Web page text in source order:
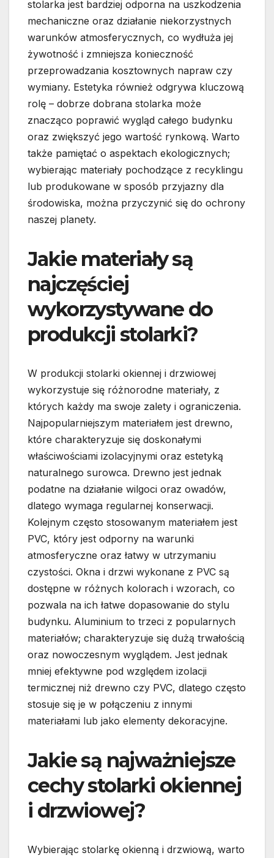
stolarka jest bardziej odporna na uszkodzenia
mechaniczne oraz działanie niekorzystnych
warunków atmosferycznych, co wydłuża jej
żywotność i zmniejsza konieczność
przeprowadzania kosztownych napraw czy
wymiany. Estetyka również odgrywa kluczową
rolę – dobrze dobrana stolarka może
znacząco poprawić wygląd całego budynku
oraz zwiększyć jego wartość rynkową. Warto
także pamiętać o aspektach ekologicznych;
wybierając materiały pochodzące z recyklingu
lub produkowane w sposób przyjazny dla
środowiska, można przyczynić się do ochrony
naszej planety.
Jakie materiały są
najczęściej
wykorzystywane do
produkcji stolarki?
W produkcji stolarki okiennej i drzwiowej
wykorzystuje się różnorodne materiały, z
których każdy ma swoje zalety i ograniczenia.
Najpopularniejszym materiałem jest drewno,
które charakteryzuje się doskonałymi
właściwościami izolacyjnymi oraz estetyką
naturalnego surowca. Drewno jest jednak
podatne na działanie wilgoci oraz owadów,
dlatego wymaga regularnej konserwacji.
Kolejnym często stosowanym materiałem jest
PVC, który jest odporny na warunki
atmosferyczne oraz łatwy w utrzymaniu
czystości. Okna i drzwi wykonane z PVC są
dostępne w różnych kolorach i wzorach, co
pozwala na ich łatwe dopasowanie do stylu
budynku. Aluminium to trzeci z popularnych
materiałów; charakteryzuje się dużą trwałością
oraz nowoczesnym wyglądem. Jest jednak
mniej efektywne pod względem izolacji
termicznej niż drewno czy PVC, dlatego często
stosuje się je w połączeniu z innymi
materiałami lub jako elementy dekoracyjne.
Jakie są najważniejsze
cechy stolarki okiennej
i drzwiowej?
Wybierając stolarkę okienną i drzwiową, warto